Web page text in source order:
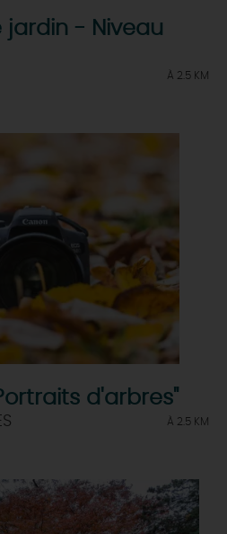
jardin - Niveau
À 2.5 KM
d'arbres"
À 2.5 KM